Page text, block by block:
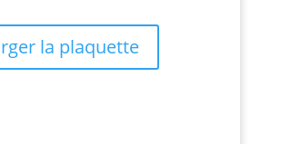
la plaquette